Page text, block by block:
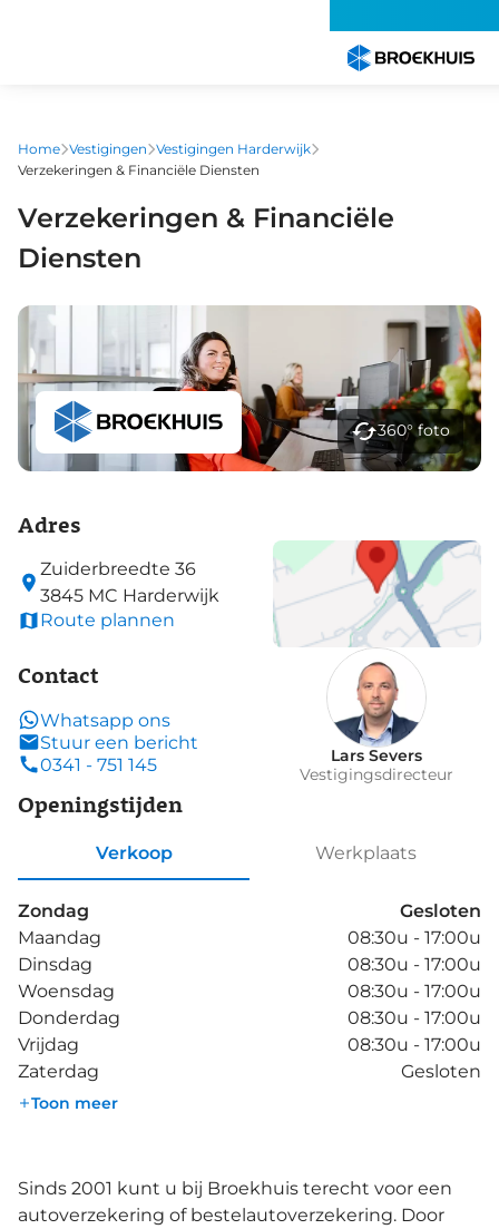
gaan
Home Vestigingen Vestigingen Harderwijk
Verzekeringen & Financiële Diensten
Verzekeringen & Financiële
Diensten
360° foto
Adres
Zuiderbreedte 36
3845 MC Harderwijk
Route plannen
Contact
Whatsapp ons
Stuur een bericht
0341 - 751 145
Lars Severs
Vestigingsdirecteur
Openingstijden
Verkoop Werkplaats
Zondag
Gesloten
Maandag
08:30u - 17:00u
Dinsdag
08:30u - 17:00u
Woensdag
08:30u - 17:00u
Donderdag
08:30u - 17:00u
Vrijdag
08:30u - 17:00u
Zaterdag
Gesloten
Toon meer
Sinds 2001 kunt u bij Broekhuis terecht voor een
autoverzekering of bestelautoverzekering. Door